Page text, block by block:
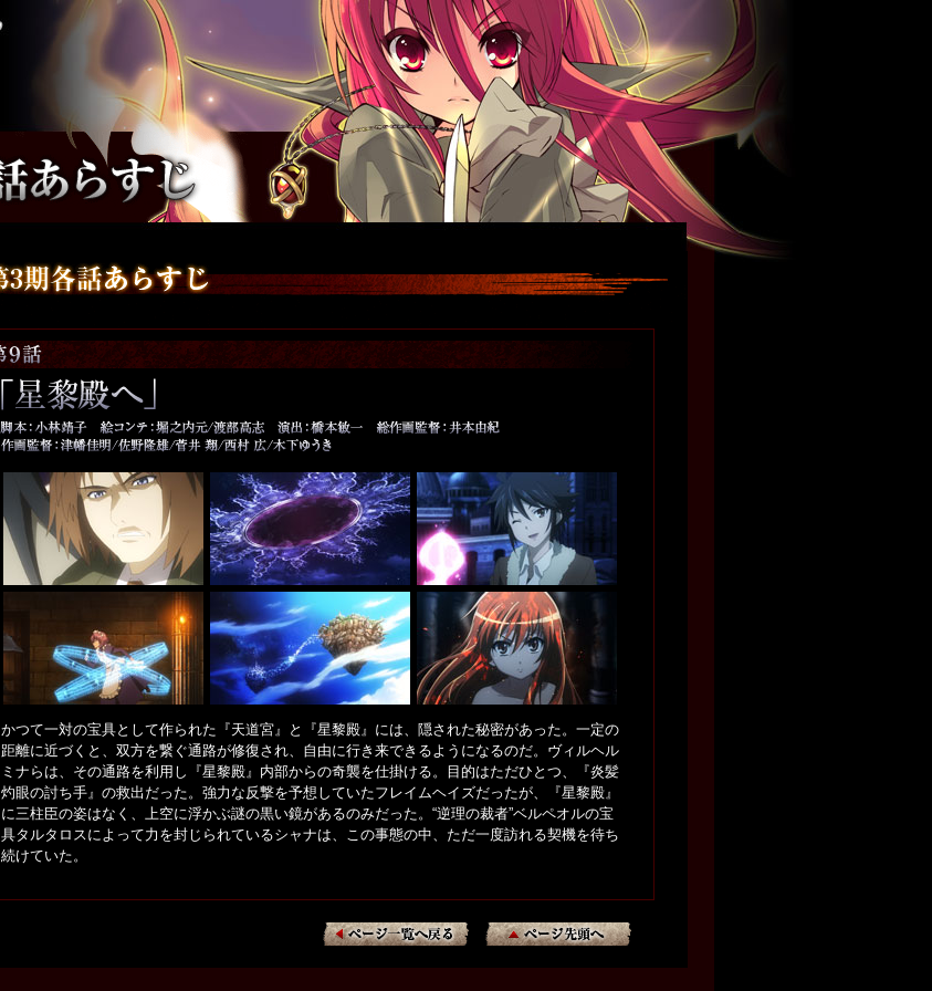
かつて一対の宝具として作られた『天道宮』と『星黎殿』には、隠された秘密があった。一定の
距離に近づくと、双方を繋ぐ通路が修復され、自由に行き来できるようになるのだ。ヴィルヘル
ミナらは、その通路を利用し『星黎殿』内部からの奇襲を仕掛ける。目的はただひとつ、『炎髪
灼眼の討ち手』の救出だった。強力な反撃を予想していたフレイムヘイズだったが、『星黎殿』
に三柱臣の姿はなく、上空に浮かぶ謎の黒い鏡があるのみだった。“逆理の裁者”ベルペオルの宝
具タルタロスによって力を封じられているシャナは、この事態の中、ただ一度訪れる契機を待ち
続けていた。